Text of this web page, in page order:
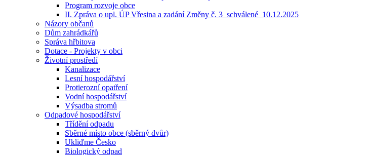
Program rozvoje obce
II. Zpráva o upl. ÚP Vřesina a zadání Změny č. 3_schválené_10.12.2025
Názory občanů
Dům zahrádkářů
Správa hřbitova
Dotace - Projekty v obci
Životní prostředí
Kanalizace
Lesní hospodářství
Protierozní opatření
Vodní hospodářství
Výsadba stromů
Odpadové hospodářství
Třídění odpadu
Sběrné místo obce (sběrný dvůr)
Ukliďme Česko
Biologický odpad